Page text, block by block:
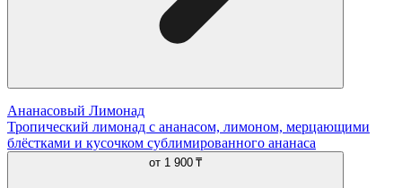
Ананасовый Лимонад
Тропический лимонад с ананасом, лимоном, мерцающими
блёстками и кусочком сублимированного ананаса
от 1 900 ₸